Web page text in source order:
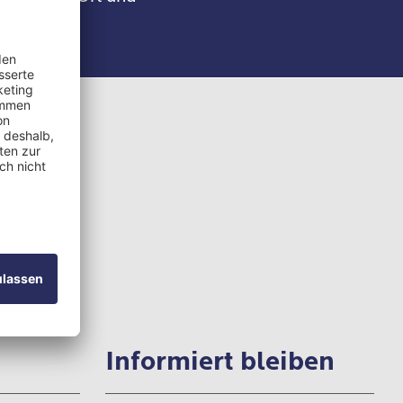
430
Informiert bleiben